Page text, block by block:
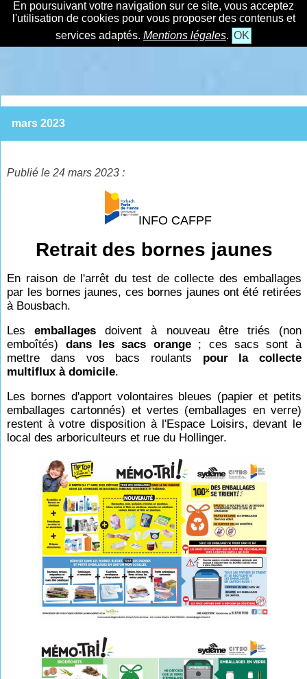
En poursuivant votre navigation sur ce site, vous acceptez
l'utilisation de cookies pour vous proposer des contenus et
services adaptés. Mentions légales. OK
mars 2023
Publié le 24 mars 2023 :
INFO CAFPF
Retrait des bornes jaunes
En raison de l'arrêt du test de collecte des emballages
par les bornes jaunes, ces bornes jaunes ont été retirées
à Bousbach.
Lesemballages doivent à nouveau être triés (non
emboîtés) dans les sacs orange ; ces sacs sont à
mettre dans vos bacs roulants pour la collecte
multiflux à domicile.
Les bornes d'apport volontaires bleues (papier et petits
emballages cartonnés) et vertes (emballages en verre)
restent à votre disposition à l'Espace Loisirs, devant le
local des arboriculteurs et rue du Hollinger.